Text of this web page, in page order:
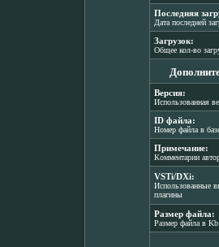
Последняя
Дата последней
Загрузок:
Общее кол-во
Версия:
Использованная
ID файла:
Номер файла в
Примечание:
Комментарии
VSTi/DXi:
Использованные
плагины
Размер файла:
Размер файла в Kb